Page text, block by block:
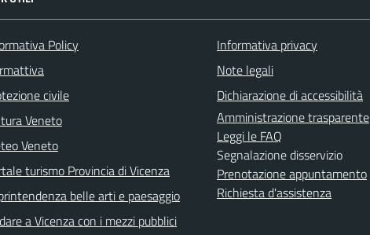
Policy
civile
Veneto
Veneto
turismo Provincia di Vicenza
belle arti e paesaggio
a Vicenza con i mezzi pubblici
Informativa privacy
Note legali
Dichiarazione di accessibilità
Amministrazione trasparente
Leggi le FAQ
Segnalazione disservizio
Prenotazione appuntamento
Richiesta d'assistenza